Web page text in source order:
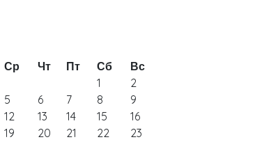
Ср Чт Пт Сб
Вс
1
2
5 6 7 8
9
12 13 14 15
16
19 20 21 22
23